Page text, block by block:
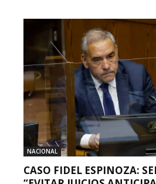
NACIONAL
CASO FIDEL ESPINOZA: